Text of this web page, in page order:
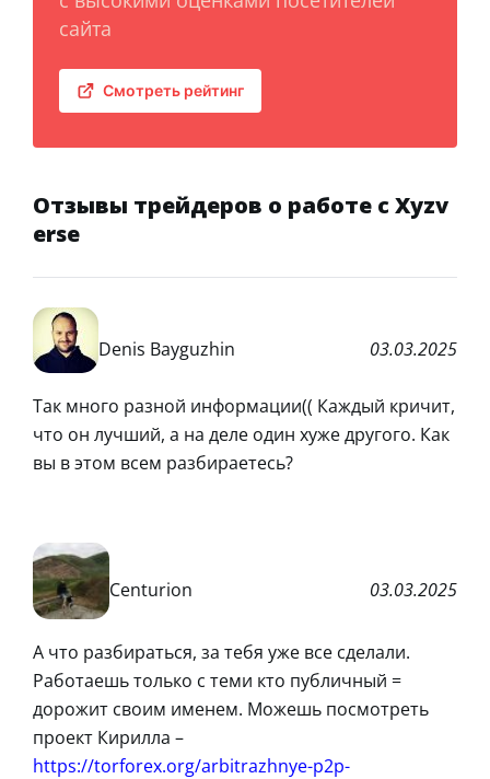
сайта
Смотреть рейтинг
Отзывы трейдеров о работе с Xyzv
erse
Denis Bayguzhin 03.03.2025
Так много разной информации(( Каждый кричит,
что он лучший, а на деле один хуже другого. Как
вы в этом всем разбираетесь?
Centurion 03.03.2025
А что разбираться, за тебя уже все сделали.
Работаешь только с теми кто публичный =
дорожит своим именем. Можешь посмотреть
проект Кирилла –
https://torforex.org/arbitrazhnye-p2p-